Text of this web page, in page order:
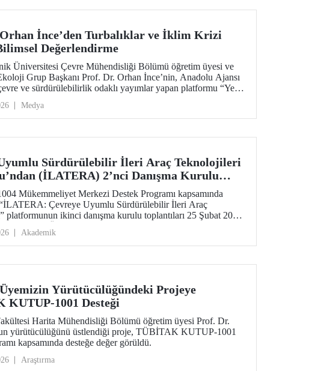
İnce’den Turbalıklar ve İklim Krizi
Değerlendirme
Üniversitesi Çevre Mühendisliği Bölümü öğretim üyesi ve
Grup Başkanı Prof. Dr. Orhan İnce’nin, Anadolu Ajansı
ve sürdürülebilirlik odaklı yayımlar yapan platformu “Yeşil
Medya
Sürdürülebilir İleri Araç Teknolojileri
(İLATERA) 2’nci Danışma Kurulu
Mükemmeliyet Merkezi Destek Programı kapsamında
Çevreye Uyumlu Sürdürülebilir İleri Araç
platformunun ikinci danışma kurulu toplantıları 25 Şubat 2026
yapıldı.
Akademik
Yürütücülüğündeki Projeye
KUTUP-1001 Desteği
Harita Mühendisliği Bölümü öğretim üyesi Prof. Dr.
yürütücülüğünü üstlendiği proje, TÜBİTAK KUTUP-1001
kapsamında desteğe değer görüldü.
Araştırma